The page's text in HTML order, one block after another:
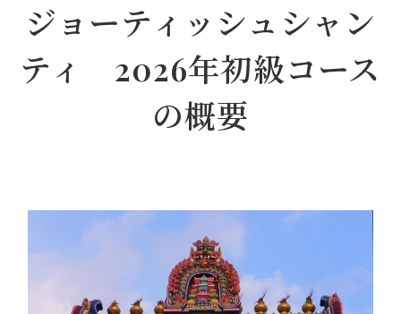
ジョーティッシュシャン
ティ 2026年初級コース
の概要